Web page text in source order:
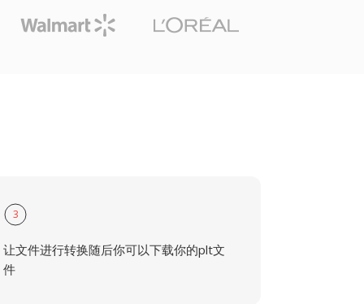
3
让文件进行转换随后你可以下载你的plt文
件